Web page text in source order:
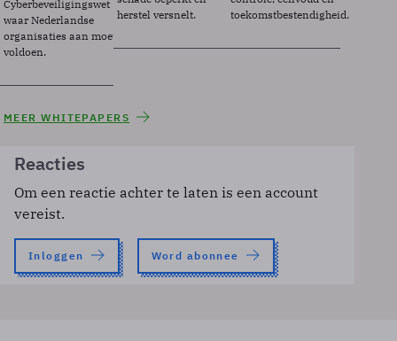
Cyberbeveiligingswet
waar Nederlandse
organisaties aan moeten
voldoen.
herstel versnelt.
toekomstbestendigheid.
MEER WHITEPAPERS
Reacties
Om een reactie achter te laten is een account
vereist.
Inloggen Word abonnee